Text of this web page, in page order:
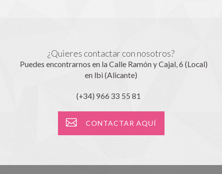
¿Quieres contactar con nosotros?
Puedes encontrarnos en la Calle Ramón y Cajal, 6 (Local)
en Ibi (Alicante)
(+34) 966 33 55 81
CONTACTAR AQUÍ